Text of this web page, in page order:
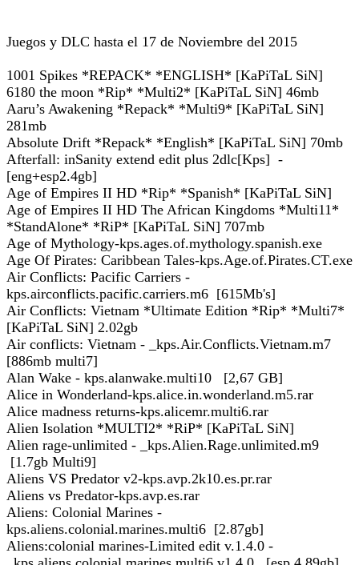
Juegos y DLC hasta el 17 de Noviembre del 2015
1001 Spikes *REPACK* *ENGLISH* [KaPiTaL SiN]
6180 the moon *Rip* *Multi2* [KaPiTaL SiN] 46mb
Aaru’s Awakening *Repack* *Multi9* [KaPiTaL SiN]
281mb
Absolute Drift *Repack* *English* [KaPiTaL SiN] 70mb
Afterfall: inSanity extend edit plus 2dlc[Kps] -
[eng+esp2.4gb]
Age of Empires II HD *Rip* *Spanish* [KaPiTaL SiN]
Age of Empires II HD The African Kingdoms *Multi11*
*StandAlone* *RiP* [KaPiTaL SiN] 707mb
Age of Mythology-kps.ages.of.mythology.spanish.exe
Age Of Pirates: Caribbean Tales-kps.Age.of.Pirates.CT.exe
Air Conflicts: Pacific Carriers -
kps.airconflicts.pacific.carriers.m6 [615Mb's]
Air Conflicts: Vietnam *Ultimate Edition *Rip* *Multi7*
[KaPiTaL SiN] 2.02gb
Air conflicts: Vietnam - _kps.Air.Conflicts.Vietnam.m7
[886mb multi7]
Alan Wake - kps.alanwake.multi10 [2,67 GB]
Alice in Wonderland-kps.alice.in.wonderland.m5.rar
Alice madness returns-kps.alicemr.multi6.rar
Alien Isolation *MULTI2* *RiP* [KaPiTaL SiN]
Alien rage-unlimited - _kps.Alien.Rage.unlimited.m9
[1.7gb Multi9]
Aliens VS Predator v2-kps.avp.2k10.es.pr.rar
Aliens vs Predator-kps.avp.es.rar
Aliens: Colonial Marines -
kps.aliens.colonial.marines.multi6 [2.87gb]
Aliens:colonial marines-Limited edit v.1.4.0 -